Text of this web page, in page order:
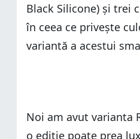
Black Silicone) și trei
în ceea ce privește
variantă a acestui
Noi am avut varianta
o ediție poate prea